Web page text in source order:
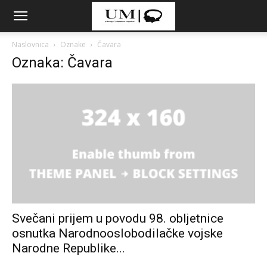
Naslovnica Oznake Čavara
Oznaka: Čavara
Svečani prijem u povodu 98. obljetnice
osnutka Narodnooslobodilačke vojske
Narodne Republike...